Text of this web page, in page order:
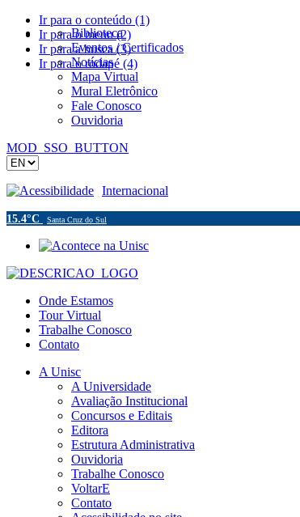
Ir para o conteúdo (1)
Ir para o menu (2)
Ir para a busca (3)
Ir para o rodapé (4)
Biblioteca
Eventos / Certificados
Notícias
Mapa Virtual
Mural Eletrônico
Fale Conosco
Ouvidoria
MOD_SSO_BUTTON
Acessibilidade Internacional
15.4°C Santa Cruz do Sul
Onde Estamos
Tour Virtual
Trabalhe Conosco
Contato
A Unisc
A Universidade
Avaliação Institucional
Concursos e Editais
Editora
Estrutura Administrativa
Ouvidoria
Trabalhe Conosco
VoltarE
Contato